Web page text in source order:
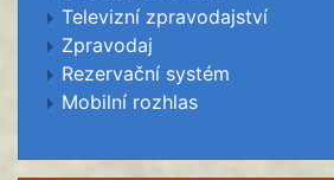
Televizní zpravodajství
Zpravodaj
Rezervační systém
Mobilní rozhlas